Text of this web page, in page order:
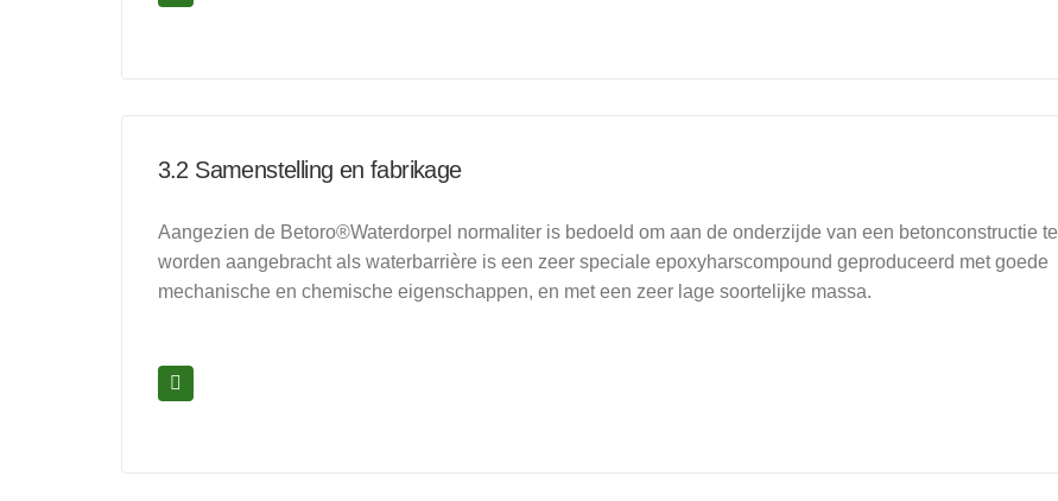
3.2 Samenstelling en fabrikage
Aangezien de Betoro®Waterdorpel normaliter is bedoeld om aan de onderzijde van een betonconstructie te
worden aangebracht als waterbarrière is een zeer speciale epoxyharscompound geproduceerd met goede
mechanische en chemische eigenschappen, en met een zeer lage soortelijke massa.